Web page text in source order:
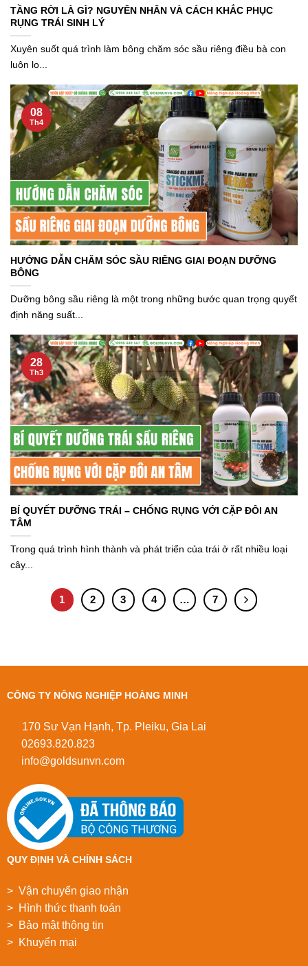
TẦNG RỜI LÀ GÌ? NGUYÊN NHÂN VÀ CÁCH KHẮC PHỤC
RỤNG TRÁI SINH LÝ
Xuyên suốt quá trình làm bông chăm sóc sầu riêng điều bà con
luôn lo...
HƯỚNG DẪN CHĂM SÓC SẦU RIÊNG GIAI ĐOẠN DƯỠNG
BÔNG
Dưỡng bông sầu riêng là một trong những bước quan trọng quyết
định năng suất...
08
Th4
BÍ QUYẾT DƯỠNG TRÁI – CHỐNG RỤNG VỚI CẶP ĐÔI AN
TÂM
Trong quá trình hình thành và phát triển của trái ở rất nhiều loại
cây...
28
Th3
1 2 3 4 … 7
CÔNG TY NÔNG NGHIỆP HOÀNG MINH
170 Sư Vạn Hạnh, Tp. Pleiku, Gia Lai
02693.820.823
info@goldsunvn.com
QUY ĐỊNH VÀ CHÍNH SÁCH
> Vận chuyển giao nhận
> Hình thức thanh toán
> Bảo mật thông tin
> Khuyển mại